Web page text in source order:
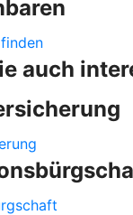
auch